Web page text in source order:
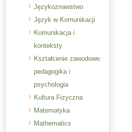
Językoznawstwo
Język w Komunikacji
Komunikacja i
konteksty
Kształcenie zawodowe:
pedagogika i
psychologia
Kultura Fizyczna
Matematyka
Mathematics